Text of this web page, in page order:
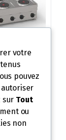
6 PLAQUES
– GAMME
322,30€
votre
pouvez
autoriser
sur Tout
ou
non